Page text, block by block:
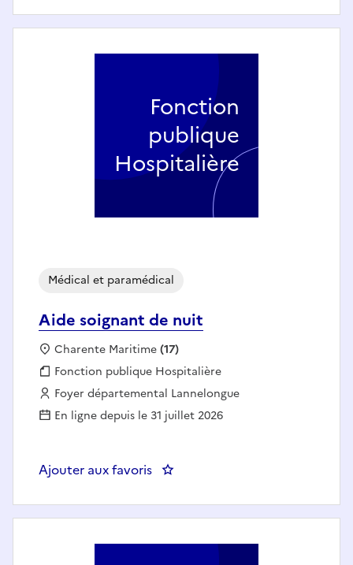
Aide soignant de nuit
Médical et paramédical
Localisation :
Charente Maritime(17)
Fonction publique :
Fonction publique Hospitalière
Employeur :
Foyer départemental Lannelongue
En ligne depuis le 31 juillet 2026
Ajouter aux favoris : Aide soignant de nuit
Fonction
publique
Hospitalière